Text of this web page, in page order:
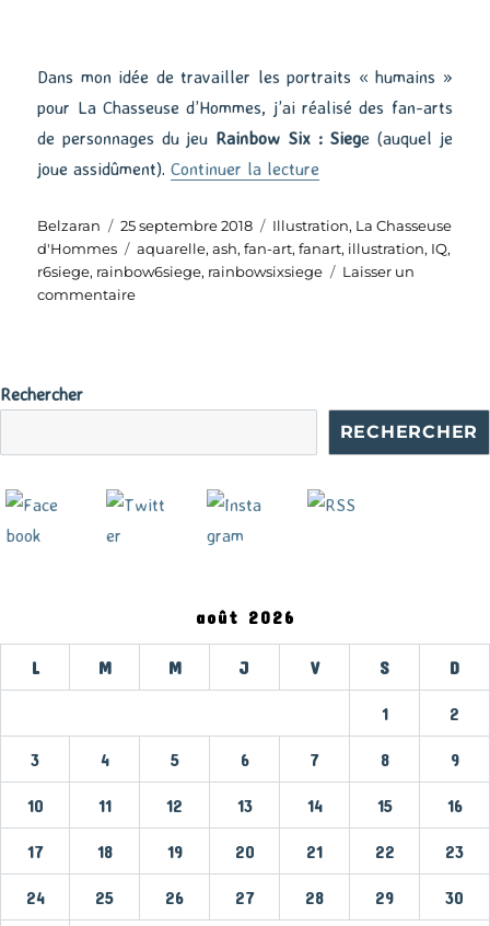
Dans mon idée de travailler les portraits « humains »
pour La Chasseuse d’Hommes, j’ai réalisé des fan-arts
de personnages du jeu Rainbow Six : Siege (auquel je
joue assidûment).Continuer la lecture
Auteur
Belzaran
Publié
le
25 septembre 2018 Catégories
Illustration, La Chasseuse
d'Hommes
Étiquettes
aquarelle,ash,fan-art,fanart, illustration, IQ,
r6siege, rainbow6siege, rainbowsixsiege
Laisser un
commentairesur
–
&
Rechercher
RECHERCHER
août 2026
L M M J V S D
1 2
3 4 5 6 7 8 9
10 11 12 13 14 15 16
17 18 19 20 21 22 23
24 25 26 27 28 29 30